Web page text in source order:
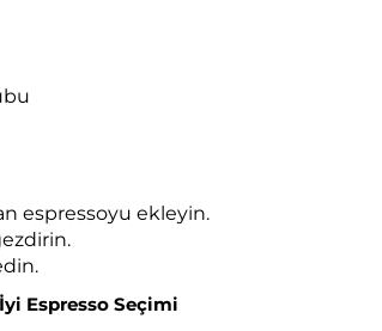
espressoyu ekleyin.
Espresso Seçimi